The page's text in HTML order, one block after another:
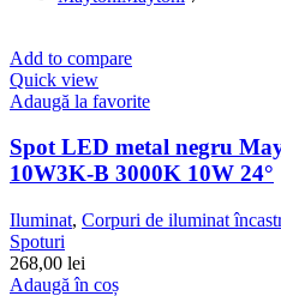
Add to compare
Quick view
Adaugă la favorite
Spot LED metal negru
10W3K-B 3000K 10W 24°
Iluminat, Corpuri de iluminat
Spoturi
268,00 lei
Adaugă în coș